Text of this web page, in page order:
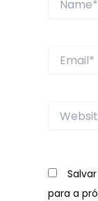
Website
para a